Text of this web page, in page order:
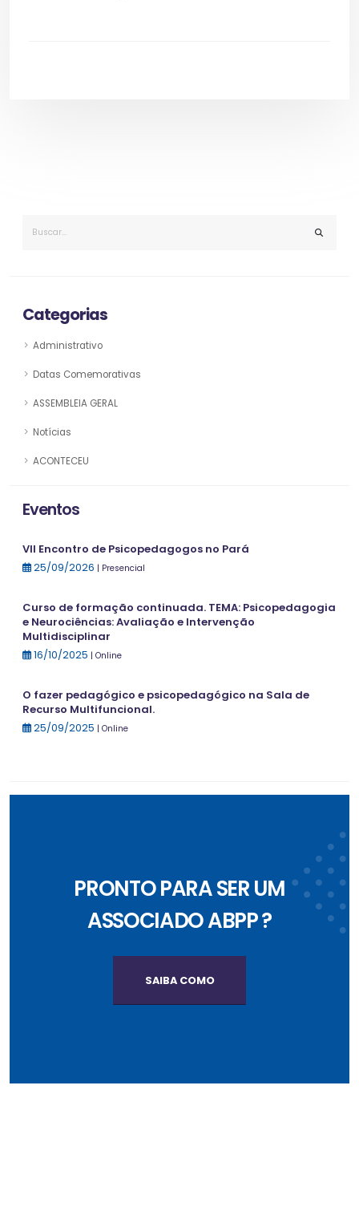
Categorias
Administrativo
Datas Comemorativas
ASSEMBLEIA GERAL
Notícias
ACONTECEU
Eventos
VII Encontro de Psicopedagogos no Pará
25/09/2026 | Presencial
Curso de formação continuada. TEMA: Psicopedagogia
e Neurociências: Avaliação e Intervenção
Multidisciplinar
16/10/2025 | Online
O fazer pedagógico e psicopedagógico na Sala de
Recurso Multifuncional.
25/09/2025 | Online
PRONTO PARA SER UM
ASSOCIADO ABPP ?
SAIBA COMO